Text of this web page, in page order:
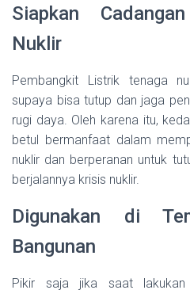
Siapkan
Nuklir
Pembangkit Listrik tenaga
supaya bisa tutup dan jaga
rugi daya. Oleh karena itu,
betul bermanfaat dalam
nuklir dan berperanan untuk
berjalannya krisis nuklir.
Digunakan di
Bangunan
Pikir saja jika saat lakukan